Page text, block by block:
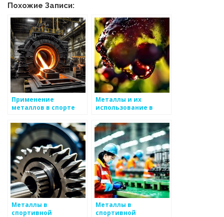
Похожие Записи:
Применение
металлов в спорте
Металлы и их
использование в
Металлы в
спортивной
Металлы в
спортивной